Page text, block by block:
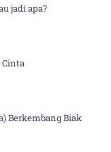
jadi apa?
Cinta
Berkembang Biak